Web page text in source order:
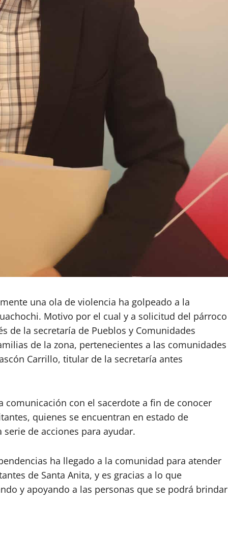
una ola de violencia ha golpeado a la
Motivo por el cual y a solicitud del párroco
de la secretaría de Pueblos y Comunidades
de la zona, pertenecientes a las comunidades
Carrillo, titular de la secretaría antes
con el sacerdote a fin de conocer
quienes se encuentran en estado de
de acciones para ayudar.
ha llegado a la comunidad para atender
de Santa Anita, y es gracias a lo que
y apoyando a las personas que se podrá brindar